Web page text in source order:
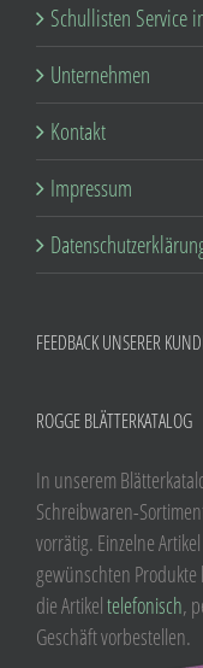
Schullisten Service
Unternehmen
Kontakt
Impressum
FEEDBACK UNSERER
ROGGE BLÄTTERKATALOG
In unserem
Schreibwaren-
vorrätig. Einzelne
gewünschten
die Artikeltelefonisch,
Geschäft vorbestellen.